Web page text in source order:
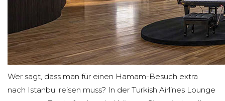
Wer sagt, dass man für einen Hamam-Besuch extra
nach Istanbul reisen muss? In der Turkish Airlines Lounge